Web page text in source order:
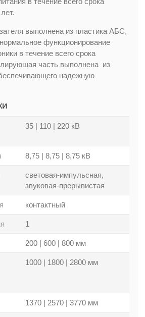
выполнена из пластика AБC,
функционирование
в течение всего срока
часть выполнена из
надежную
35 | 110 | 220 кВ
8,75 | 8,75 | 8,75 кВ
световая-импульсная,
звуковая-прерывистая
контактный
1
200 | 600 | 800 мм
1000 | 1800 | 2800 мм
1370 | 2570 | 3770 мм